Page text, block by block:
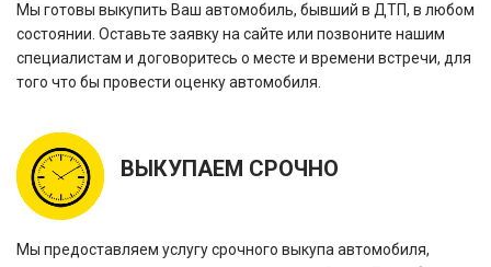
Мы готовы выкупить Ваш автомобиль, бывший в ДТП, в любом
состоянии. Оставьте заявку на сайте или позвоните нашим
специалистам и договоритесь о месте и времени встречи, для
того что бы провести оценку автомобиля.
ВЫКУПАЕМ СРОЧНО
Мы предоставляем услугу срочного выкупа автомобиля,